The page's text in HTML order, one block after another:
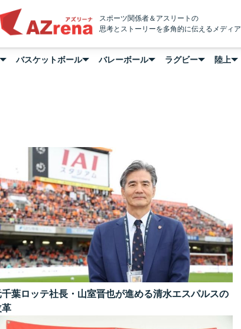
AZrena
スポーツ関係者＆アスリートの
思考とストーリーを多角的に伝えるメディア
バスケットボール バレーボール ラグビー 陸上
千葉ロッテ社長・山室晋也が進める清水エスパルスの
革